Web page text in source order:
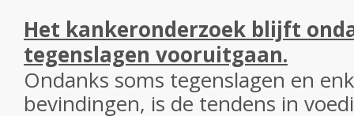
Het kankeronderzoek blijft
tegenslagen vooruitgaan.
Ondanks soms tegenslagen en
bevindingen, is de tendens in